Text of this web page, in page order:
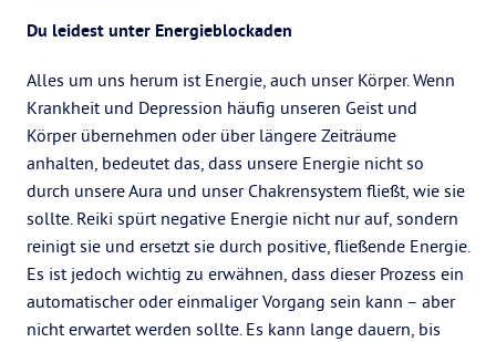
Du leidest unter Energieblockaden
Alles um uns herum ist Energie, auch unser Körper. Wenn
Krankheit und Depression häufig unseren Geist und
Körper übernehmen oder über längere Zeiträume
anhalten, bedeutet das, dass unsere Energie nicht so
durch unsere Aura und unser Chakrensystem fließt, wie sie
sollte. Reiki spürt negative Energie nicht nur auf, sondern
reinigt sie und ersetzt sie durch positive, fließende Energie.
Es ist jedoch wichtig zu erwähnen, dass dieser Prozess ein
automatischer oder einmaliger Vorgang sein kann – aber
nicht erwartet werden sollte. Es kann lange dauern, bis